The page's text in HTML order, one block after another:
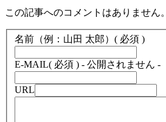
この記事へのコメントはありません。
名前（例：山田 太郎） ( 必須 )
E-MAIL( 必須 ) - 公開されません -
URL